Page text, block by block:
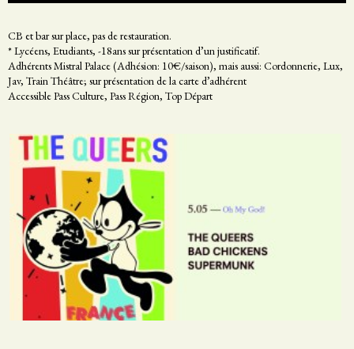
CB et bar sur place, pas de restauration.
* Lycéens, Etudiants, -18ans sur présentation d’un justificatif.
Adhérents Mistral Palace (Adhésion: 10€/saison), mais aussi: Cordonnerie, Lux,
Jav, Train Théâtre; sur présentation de la carte d’adhérent
Accessible Pass Culture, Pass Région, Top Départ